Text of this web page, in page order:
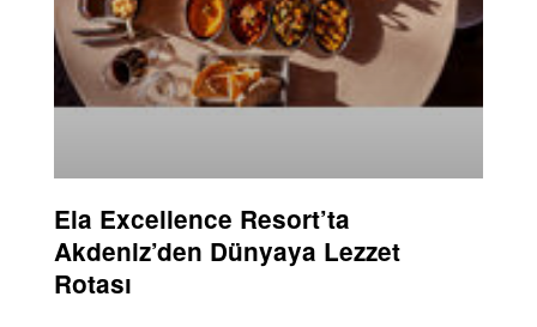
Ela Excellence Resort’ta
Akdeniz’den Dünyaya Lezzet
Rotası